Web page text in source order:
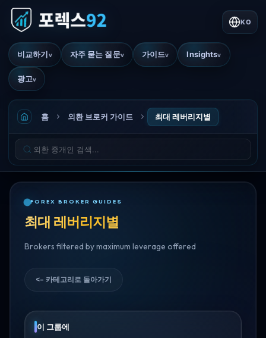
비교하기v 자주 묻는 질문v 가이드v Insightsv
광고v
KO
홈 외환 브로커 가이드 최대 레버리지별
FOREX BROKER GUIDES
최대 레버리지별
Brokers filtered by maximum leverage offered
<- 카테고리로 돌아가기
이 그룹에